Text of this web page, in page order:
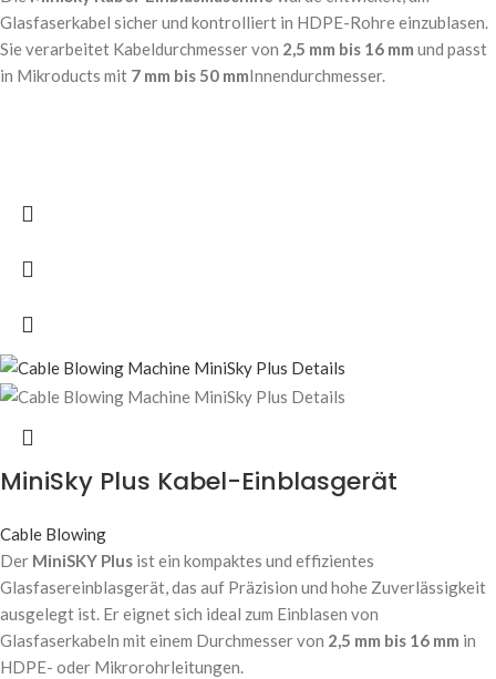
Glasfaserkabel sicher und kontrolliert in HDPE-Rohre einzublasen.
Sie verarbeitet Kabeldurchmesser von 2,5 mm bis 16 mm und passt
in Mikroducts mit 7 mm bis 50 mmInnendurchmesser.
MiniSky Plus Kabel-Einblasgerät
Cable Blowing
Der MiniSKY Plus ist ein kompaktes und effizientes
Glasfasereinblasgerät, das auf Präzision und hohe Zuverlässigkeit
ausgelegt ist. Er eignet sich ideal zum Einblasen von
Glasfaserkabeln mit einem Durchmesser von 2,5 mm bis 16 mm in
HDPE- oder Mikrorohrleitungen.